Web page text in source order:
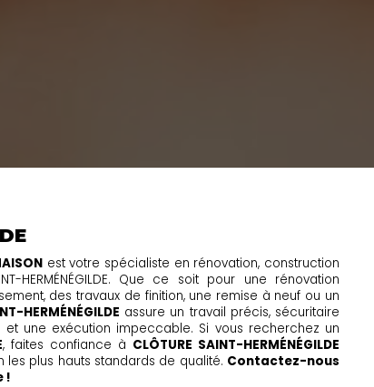
est votre spécialiste en rénovation, construction
HERMÉNÉGILDE. Que ce soit pour une rénovation
des travaux de finition, une remise à neuf ou un
HERMÉNÉGILDE assure un travail précis, sécuritaire
une exécution impeccable. Si vous recherchez un
, faites confiance à CLÔTURE SAINT-HERMÉNÉGILDE
plus hauts standards de qualité. Contactez-nous
!